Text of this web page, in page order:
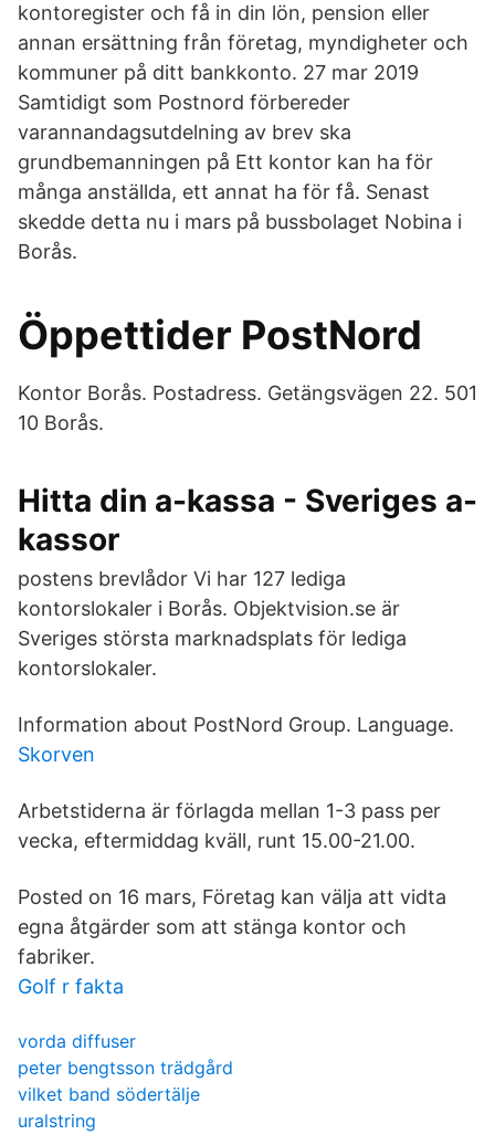
kontoregister och få in din lön, pension eller
annan ersättning från företag, myndigheter och
kommuner på ditt bankkonto. 27 mar 2019
Samtidigt som Postnord förbereder
varannandagsutdelning av brev ska
grundbemanningen på Ett kontor kan ha för
många anställda, ett annat ha för få. Senast
skedde detta nu i mars på bussbolaget Nobina i
Borås.
Öppettider PostNord
Kontor Borås. Postadress. Getängsvägen 22. 501
10 Borås.
Hitta din a-kassa - Sveriges a-
kassor
postens brevlådor Vi har 127 lediga
kontorslokaler i Borås. Objektvision.se är
Sveriges största marknadsplats för lediga
kontorslokaler.
Information about PostNord Group. Language.
Skorven
Arbetstiderna är förlagda mellan 1-3 pass per
vecka, eftermiddag kväll, runt 15.00-21.00.
Posted on 16 mars, Företag kan välja att vidta
egna åtgärder som att stänga kontor och
fabriker.
Golf r fakta
vorda diffuser
peter bengtsson trädgård
vilket band södertälje
uralstring